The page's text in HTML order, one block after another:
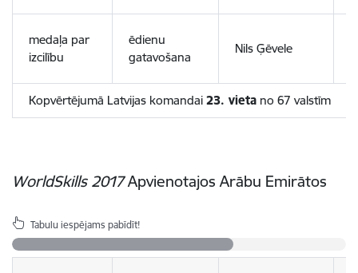
medaļa par
izcilību
ēdienu
gatavošana
Nils Ģēvele
Kopvērtējumā Latvijas komandai 23. vieta no 67 valstīm
WorldSkills 2017Apvienotajos Arābu Emirātos
Tabulu iespējams pabīdīt!